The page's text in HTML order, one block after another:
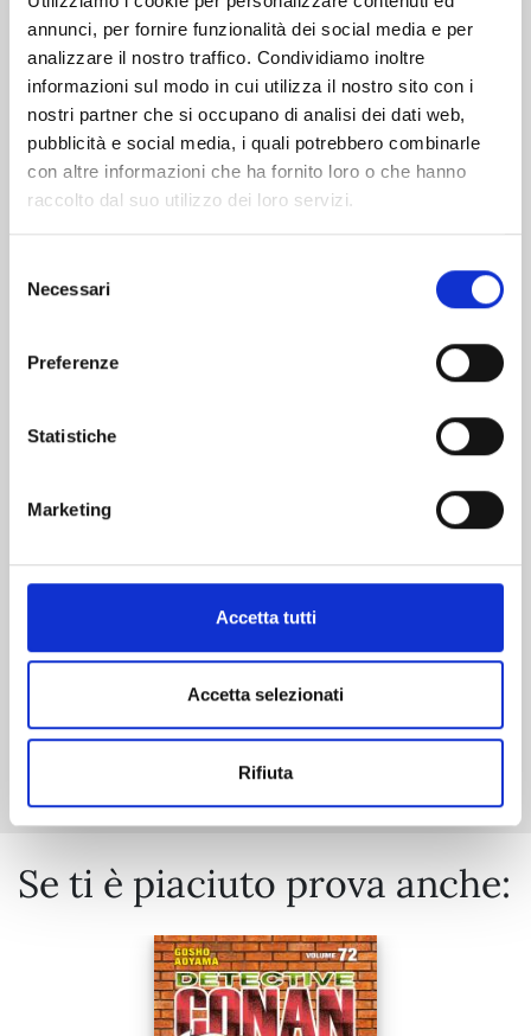
annunci, per fornire funzionalità dei social media e per
analizzare il nostro traffico. Condividiamo inoltre
informazioni sul modo in cui utilizza il nostro sito con i
nostri partner che si occupano di analisi dei dati web,
pubblicità e social media, i quali potrebbero combinarle
con altre informazioni che ha fornito loro o che hanno
raccolto dal suo utilizzo dei loro servizi.
delNecessari
Preferenze
Statistiche
Marketing
Accetta tutti
Accetta selezionati
Rifiuta
Altri volumi della serie
Mostra tutto
Se ti è piaciuto prova anche: